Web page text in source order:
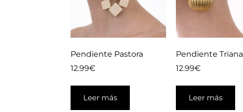
Pendiente Pastora
12.99€
Leer más
Pendiente Triana
12.99€
Leer más